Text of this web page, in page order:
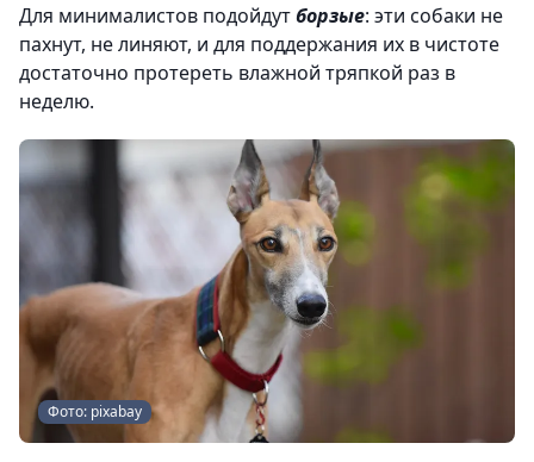
Для минималистов подойдутборзые: эти собаки не
пахнут, не линяют, и для поддержания их в чистоте
достаточно протереть влажной тряпкой раз в
неделю.
Фото: pixabay